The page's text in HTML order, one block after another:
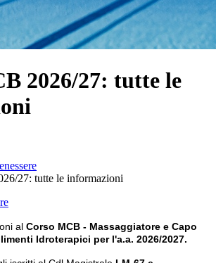
2026/27: tutte le
27: tutte le informazioni
al Corso MCB - Massaggiatore e Capo
Idroterapici per l'a.a. 2026/2027.